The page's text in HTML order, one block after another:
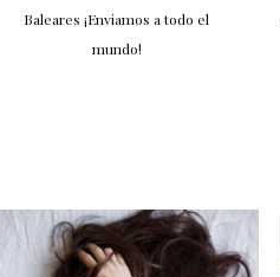
Baleares ¡Enviamos a todo el
mundo!